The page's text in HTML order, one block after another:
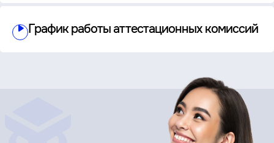
График работы аттестационных комиссий